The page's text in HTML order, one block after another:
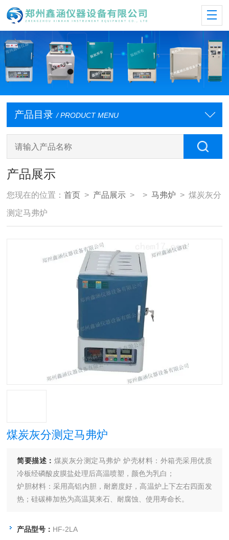
产品目录 / PRODUCT MENU
产品展示
您现在的位置：首页 > 产品展示 > >马弗炉 > 煤炭灰分
测定马弗炉
煤炭灰分测定马弗炉
简要描述： 煤炭灰分测定马弗炉 炉壳材料：外箱壳采用优质
冷板经磷酸皮膜盐处理后高温喷塑，颜色为乳白；
炉胆材料：采用高铝内胆，耐磨度好，高温炉上下左右四面发
热；硅碳棒加热为高温莫来石、耐腐蚀、使用寿命长。
测温口： 热电偶从炉体后上方进入；
产品型号： HF-2LA